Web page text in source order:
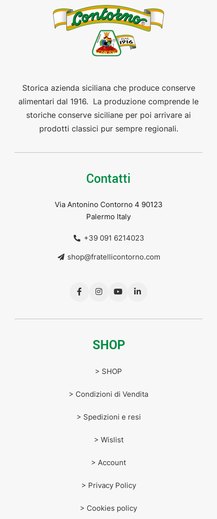
Storica azienda siciliana che produce conserve
alimentari dal 1916. La produzione comprende le
storiche conserve siciliane per poi arrivare ai
prodotti classici pur sempre regionali.
Contatti
Via Antonino Contorno 4 90123
Palermo Italy
+39 091 6214023
shop@fratellicontorno.com
SHOP
> SHOP
> Condizioni di Vendita
> Spedizioni e resi
> Wislist
> Account
> Privacy Policy
> Cookies policy